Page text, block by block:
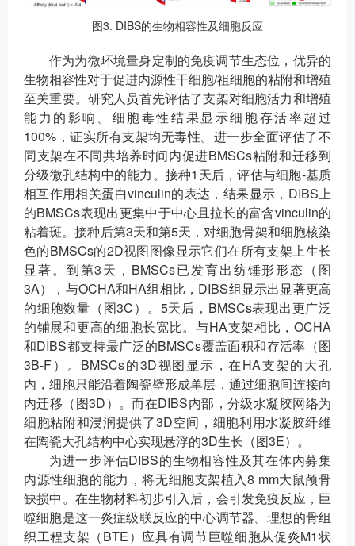
图3. DIBS的生物相容性及细胞反应
作为为微环境量身定制的免疫调节生态位，优异的
生物相容性对于促进内源性干细胞/祖细胞的粘附和增殖
至关重要。研究人员首先评估了支架对细胞活力和增殖
能力的影响。细胞毒性结果显示细胞存活率超过
100%，证实所有支架均无毒性。进一步全面评估了不
同支架在不同共培养时间内促进BMSCs粘附和迁移到
分级微孔结构中的能力。接种1天后，评估与细胞-基质
相互作用相关蛋白vinculin的表达，结果显示，DIBS上
的BMSCs表现出更集中于中心且拉长的富含vinculin的
粘着斑。接种后第3天和第5天，对细胞骨架和细胞核染
色的BMSCs的2D视图图像显示它们在所有支架上生长
显著。到第3天，BMSCs已发育出纺锤形形态（图
3A），与OCHA和HA组相比，DIBS组显示出显著更高
的细胞数量（图3C）。5天后，BMSCs表现出更广泛
的铺展和更高的细胞长宽比。与HA支架相比，OCHA
和DIBS都支持最广泛的BMSCs覆盖面积和存活率（图
3B-F）。BMSCs的3D视图显示，在HA支架的大孔
内，细胞只能沿着陶瓷壁形成单层，通过细胞间连接向
内迁移（图3D）。而在DIBS内部，分级水凝胶网络为
细胞粘附和浸润提供了3D空间，细胞利用水凝胶纤维
在陶瓷大孔结构中心实现悬浮的3D生长（图3E）。
为进一步评估DIBS的生物相容性及其在体内募集
内源性细胞的能力，将无细胞支架植入8 mm大鼠颅骨
缺损中。在生物材料初步引入后，会引发免疫反应，巨
噬细胞是这一炎症级联反应的中心调节器。理想的骨组
织工程支架（BTE）应具有调节巨噬细胞从促炎M1状